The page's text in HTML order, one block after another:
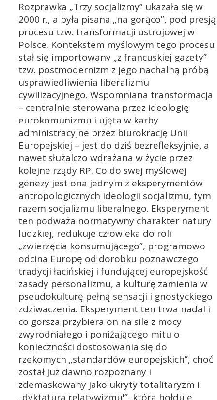
Rozprawka „Trzy socjalizmy” ukazała się w
2000 r., a była pisana „na gorąco”, pod presją
procesu tzw. transformacji ustrojowej w
Polsce. Kontekstem myślowym tego procesu
stał się importowany „z francuskiej gazety”
tzw. postmodernizm z jego nachalną próbą
usprawiedliwienia liberalizmu
cywilizacyjnego. Wspomniana transformacja
– centralnie sterowana przez ideologię
eurokomunizmu i ujęta w karby
administracyjne przez biurokrację Unii
Europejskiej – jest do dziś bezrefleksyjnie, a
nawet służalczo wdrażana w życie przez
kolejne rządy RP. Co do swej myślowej
genezy jest ona jednym z eksperymentów
antropologicznych ideologii socjalizmu, tym
razem socjalizmu liberalnego. Eksperyment
ten podważa normatywny charakter natury
ludzkiej, redukuje człowieka do roli
„zwierzęcia konsumującego”, programowo
odcina Europę od dorobku poznawczego
tradycji łacińskiej i fundującej europejskość
zasady personalizmu, a kulturę zamienia w
pseudokulturę pełną sensacji i gnostyckiego
zdziwaczenia. Eksperyment ten trwa nadal i
co gorsza przybiera on na sile z mocy
zwyrodniałego i poniżającego mitu o
konieczności dostosowania się do
rzekomych „standardów europejskich”, choć
został już dawno rozpoznany i
zdemaskowany jako ukryty totalitaryzm i
„dyktatura relatywizmu'”, która hołduje